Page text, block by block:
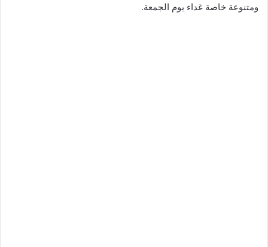
ومتنوعة خاصة غداء يوم الجمعة.